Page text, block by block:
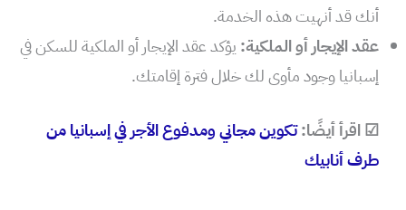
أنك قد أنهيت هذه الخدمة.
عقد الإيجار أو الملكية: يؤكد عقد الإيجار أو الملكية للسكن في
إسبانيا وجود مأوى لك خلال فترة إقامتك.
☑ اقرأ أيضًا:تكوين مجاني ومدفوع الأجر في إسبانيا من
طرف أنابيك